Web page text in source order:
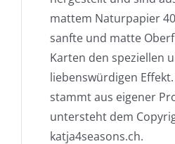
mattem Naturpapier
sanfte und matte
Karten den speziellen
liebenswürdigen
stammt aus eigener
untersteht dem
katja4seasons.ch.